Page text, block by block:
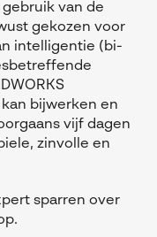
van de
gekozen voor
intelligentie (bi-
bijwerken en
vijf dagen
zinvolle en
sparren over